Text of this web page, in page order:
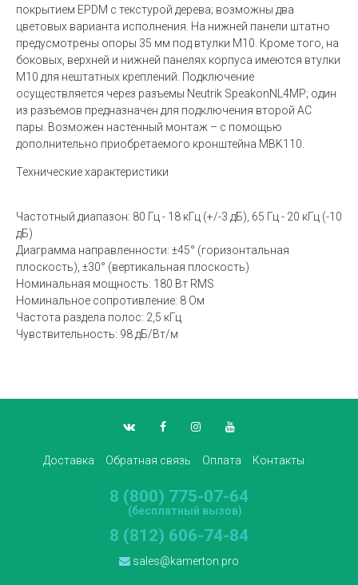
покрытием EPDM с текстурой дерева; возможны два
цветовых варианта исполнения. На нижней панели штатно
предусмотрены опоры 35 мм под втулки М10. Кроме того, на
боковых, верхней и нижней панелях корпуса имеются втулки
M10 для нештатных креплений. Подключение
осуществляется через разъемы Neutrik SpeakonNL4MP; один
из разъемов предназначен для подключения второй АС
пары. Возможен настенный монтаж – с помощью
дополнительно приобретаемого кронштейна MBK110.
Технические характеристики
Частотный диапазон: 80 Гц - 18 кГц (+/-3 дБ), 65 Гц - 20 кГц (-10
дБ)
Диаграмма направленности: ±45° (горизонтальная
плоскость), ±30° (вертикальная плоскость)
Номинальная мощность: 180 Вт RMS
Номинальное сопротивление: 8 Ом
Частота раздела полос: 2,5 кГц
Чувствительность: 98 дБ/Вт/м
Доставка Обратная связь Оплата Контакты
8 (800) 775-07-64
(бесплатный вызов)
8 (812) 606-74-84
sales@kamerton.pro